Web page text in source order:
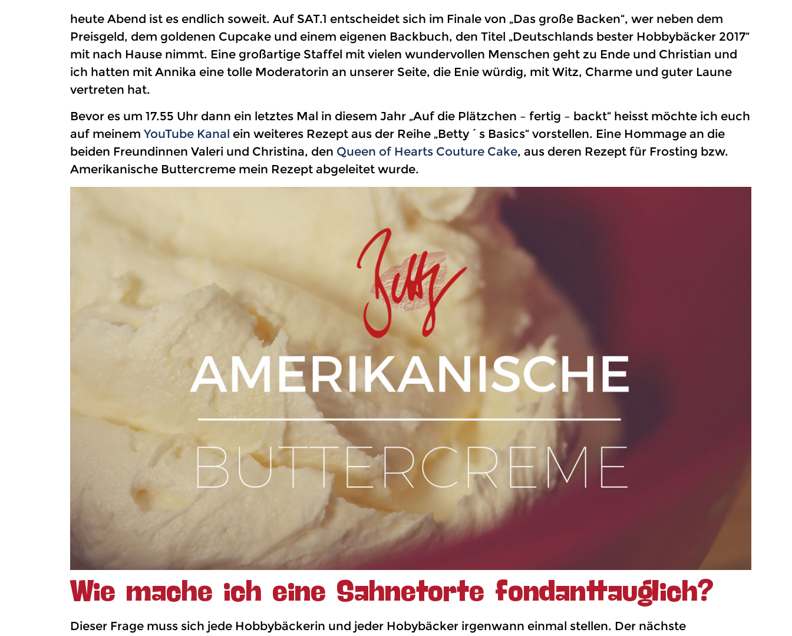
heute Abend ist es endlich soweit. Auf SAT.1 entscheidet sich im Finale von „Das große Backen“, wer neben dem
Preisgeld, dem goldenen Cupcake und einem eigenen Backbuch, den Titel „Deutschlands bester Hobbybäcker 2017“
mit nach Hause nimmt. Eine großartige Staffel mit vielen wundervollen Menschen geht zu Ende und Christian und
ich hatten mit Annika eine tolle Moderatorin an unserer Seite, die Enie würdig, mit Witz, Charme und guter Laune
vertreten hat.
Bevor es um 17.55 Uhr dann ein letztes Mal in diesem Jahr „Auf die Plätzchen – fertig – backt“ heisst möchte ich euch
auf meinem YouTube Kanal ein weiteres Rezept aus der Reihe „Betty´s Basics“ vorstellen. Eine Hommage an die
beiden Freundinnen Valeri und Christina, den Queen of Hearts Couture Cake, aus deren Rezept für Frosting bzw.
Amerikanische Buttercreme mein Rezept abgeleitet wurde.
Wie mache ich eine Sahnetorte fondanttauglich?
Dieser Frage muss sich jede Hobbybäckerin und jeder Hobybäcker irgenwann einmal stellen. Der nächste